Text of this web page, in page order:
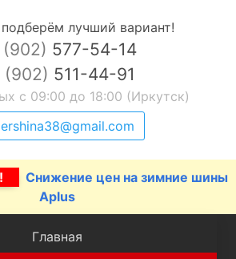
подберём лучший вариант!
(902) 577-54-14
(902) 511-44-91
с 09:00 до 18:00 (Иркутск)
Снижение цен на зимние шины
Aplus
Главная